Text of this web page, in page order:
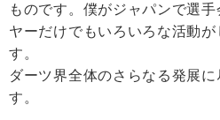
ものです。僕がジャパンで選
ヤーだけでもいろいろな活動
す。
ダーツ界全体のさらなる発展
す。